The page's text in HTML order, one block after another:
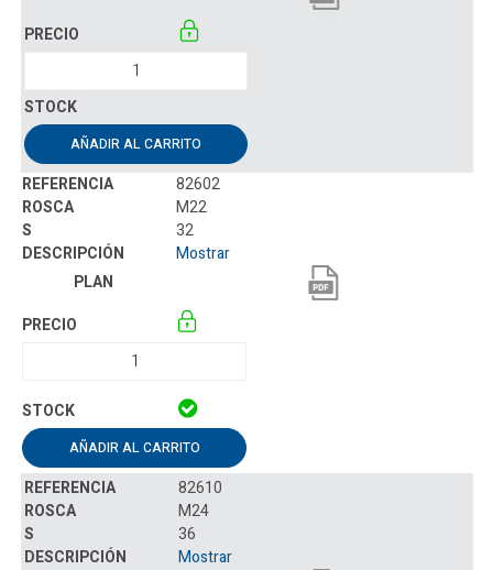
AÑADIR AL CARRITO
82602
M22
32
Mostrar
AÑADIR AL CARRITO
82610
M24
36
Mostrar